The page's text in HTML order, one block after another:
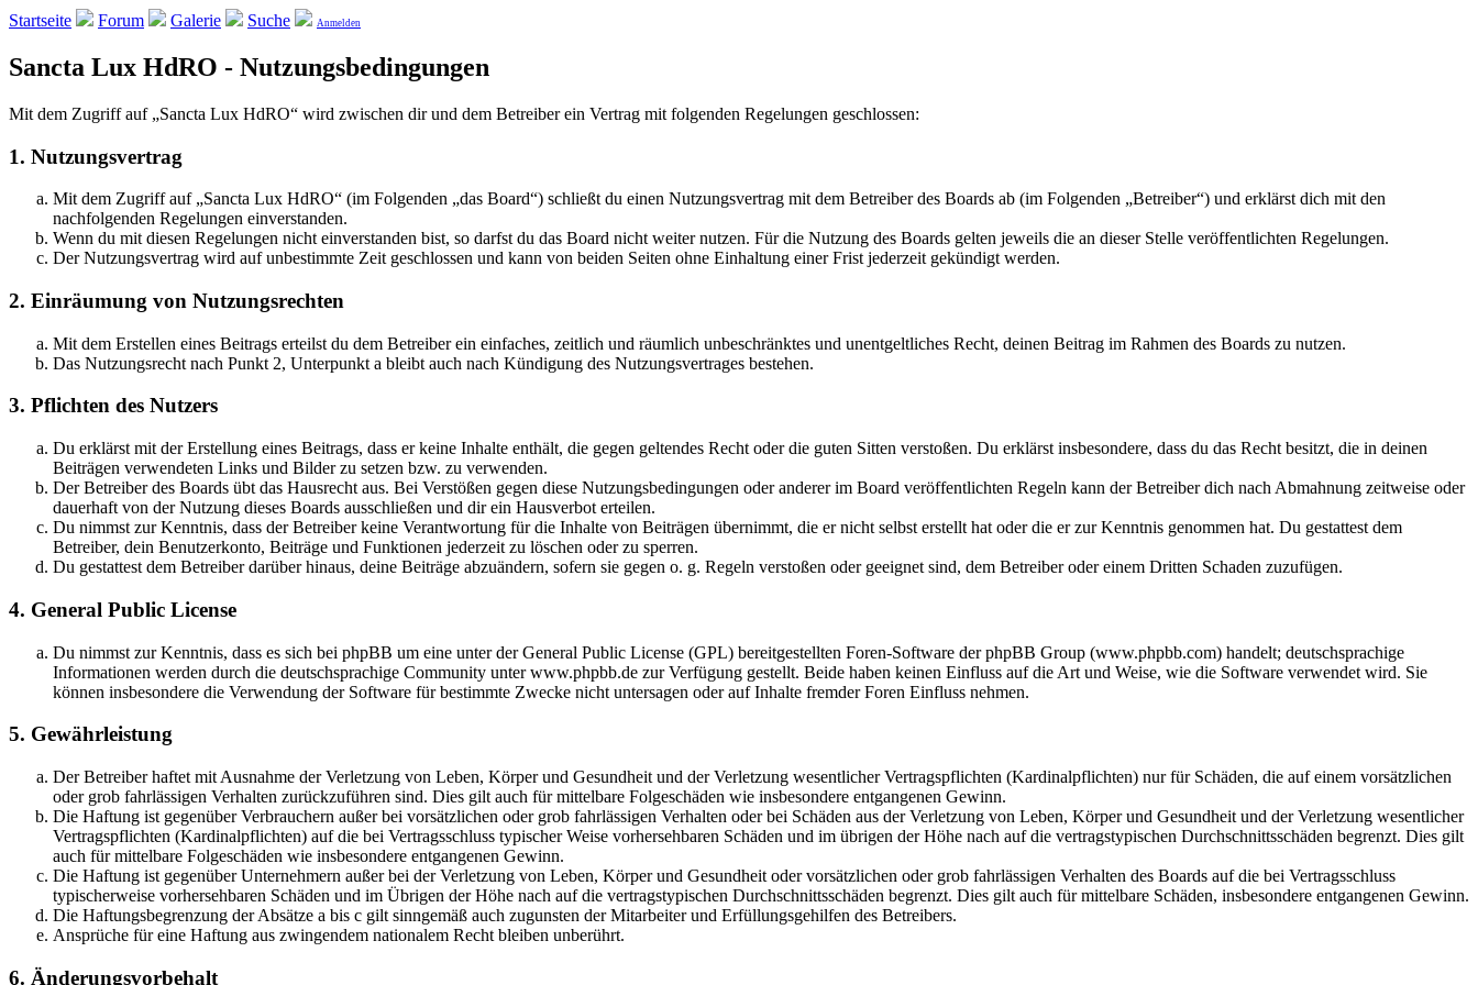
Startseite Forum Galerie Suche Anmelden
Sancta Lux HdRO - Nutzungsbedingungen
Mit dem Zugriff auf „Sancta Lux HdRO“ wird zwischen dir und dem Betreiber ein Vertrag mit folgenden Regelungen geschlossen:
1. Nutzungsvertrag
Mit dem Zugriff auf „Sancta Lux HdRO“ (im Folgenden „das Board“) schließt du einen Nutzungsvertrag mit dem Betreiber des Boards ab (im Folgenden „Betreiber“) und erklärst dich mit den
nachfolgenden Regelungen einverstanden.
Wenn du mit diesen Regelungen nicht einverstanden bist, so darfst du das Board nicht weiter nutzen. Für die Nutzung des Boards gelten jeweils die an dieser Stelle veröffentlichten Regelungen.
Der Nutzungsvertrag wird auf unbestimmte Zeit geschlossen und kann von beiden Seiten ohne Einhaltung einer Frist jederzeit gekündigt werden.
2. Einräumung von Nutzungsrechten
Mit dem Erstellen eines Beitrags erteilst du dem Betreiber ein einfaches, zeitlich und räumlich unbeschränktes und unentgeltliches Recht, deinen Beitrag im Rahmen des Boards zu nutzen.
Das Nutzungsrecht nach Punkt 2, Unterpunkt a bleibt auch nach Kündigung des Nutzungsvertrages bestehen.
3. Pflichten des Nutzers
Du erklärst mit der Erstellung eines Beitrags, dass er keine Inhalte enthält, die gegen geltendes Recht oder die guten Sitten verstoßen. Du erklärst insbesondere, dass du das Recht besitzt, die in deinen
Beiträgen verwendeten Links und Bilder zu setzen bzw. zu verwenden.
Der Betreiber des Boards übt das Hausrecht aus. Bei Verstößen gegen diese Nutzungsbedingungen oder anderer im Board veröffentlichten Regeln kann der Betreiber dich nach Abmahnung zeitweise oder
dauerhaft von der Nutzung dieses Boards ausschließen und dir ein Hausverbot erteilen.
Du nimmst zur Kenntnis, dass der Betreiber keine Verantwortung für die Inhalte von Beiträgen übernimmt, die er nicht selbst erstellt hat oder die er zur Kenntnis genommen hat. Du gestattest dem
Betreiber, dein Benutzerkonto, Beiträge und Funktionen jederzeit zu löschen oder zu sperren.
Du gestattest dem Betreiber darüber hinaus, deine Beiträge abzuändern, sofern sie gegen o. g. Regeln verstoßen oder geeignet sind, dem Betreiber oder einem Dritten Schaden zuzufügen.
4. General Public License
Du nimmst zur Kenntnis, dass es sich bei phpBB um eine unter der General Public License (GPL) bereitgestellten Foren-Software der phpBB Group (www.phpbb.com) handelt; deutschsprachige
Informationen werden durch die deutschsprachige Community unter www.phpbb.de zur Verfügung gestellt. Beide haben keinen Einfluss auf die Art und Weise, wie die Software verwendet wird. Sie
können insbesondere die Verwendung der Software für bestimmte Zwecke nicht untersagen oder auf Inhalte fremder Foren Einfluss nehmen.
5. Gewährleistung
Der Betreiber haftet mit Ausnahme der Verletzung von Leben, Körper und Gesundheit und der Verletzung wesentlicher Vertragspflichten (Kardinalpflichten) nur für Schäden, die auf einem vorsätzlichen
oder grob fahrlässigen Verhalten zurückzuführen sind. Dies gilt auch für mittelbare Folgeschäden wie insbesondere entgangenen Gewinn.
Die Haftung ist gegenüber Verbrauchern außer bei vorsätzlichen oder grob fahrlässigen Verhalten oder bei Schäden aus der Verletzung von Leben, Körper und Gesundheit und der Verletzung wesentlicher
Vertragspflichten (Kardinalpflichten) auf die bei Vertragsschluss typischer Weise vorhersehbaren Schäden und im übrigen der Höhe nach auf die vertragstypischen Durchschnittsschäden begrenzt. Dies gilt
auch für mittelbare Folgeschäden wie insbesondere entgangenen Gewinn.
Die Haftung ist gegenüber Unternehmern außer bei der Verletzung von Leben, Körper und Gesundheit oder vorsätzlichen oder grob fahrlässigen Verhalten des Boards auf die bei Vertragsschluss
typischerweise vorhersehbaren Schäden und im Übrigen der Höhe nach auf die vertragstypischen Durchschnittsschäden begrenzt. Dies gilt auch für mittelbare Schäden, insbesondere entgangenen Gewinn.
Die Haftungsbegrenzung der Absätze a bis c gilt sinngemäß auch zugunsten der Mitarbeiter und Erfüllungsgehilfen des Betreibers.
Ansprüche für eine Haftung aus zwingendem nationalem Recht bleiben unberührt.
6. Änderungsvorbehalt